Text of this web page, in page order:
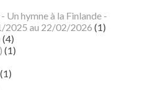
Un hymne à la Finlande -
2025 au 22/02/2026 (1)
(4)
(1)
(1)